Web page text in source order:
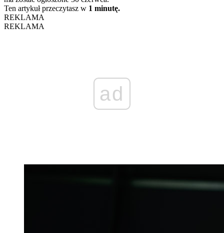
Ten artykuł przeczytasz w 1 minutę.
REKLAMA
REKLAMA
ad